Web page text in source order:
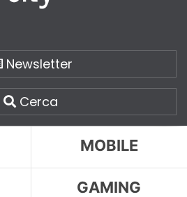
Newsletter
Cerca
MOBILE
GAMING